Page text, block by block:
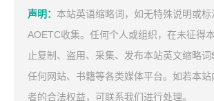
声明： 本站英语缩略词，如无特殊说明或标
AOETC收集。任何个人或组织，在未征得
止复制、盗用、采集、发布本站英文缩略词
任何网站、书籍等各类媒体平台。如若本站
者的合法权益，可联系我们进行处理。